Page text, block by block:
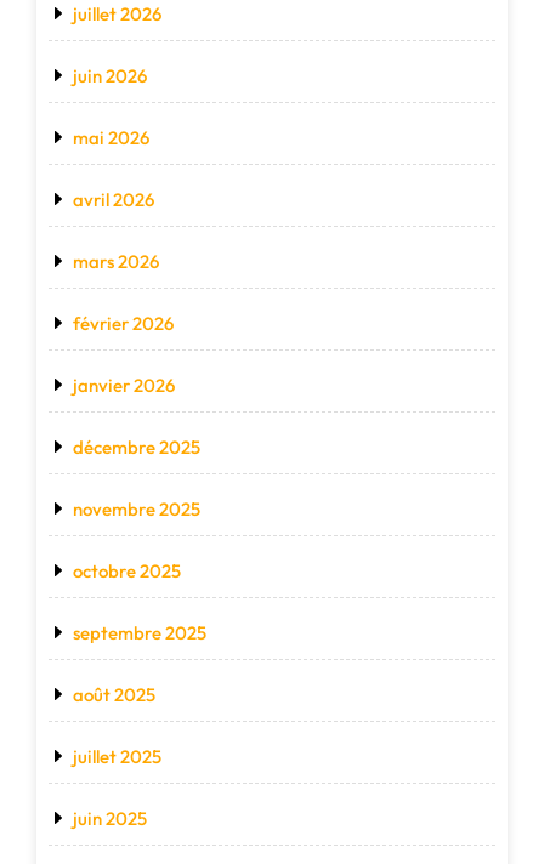
juillet 2026
juin 2026
mai 2026
avril 2026
mars 2026
février 2026
janvier 2026
décembre 2025
novembre 2025
octobre 2025
septembre 2025
août 2025
juillet 2025
juin 2025